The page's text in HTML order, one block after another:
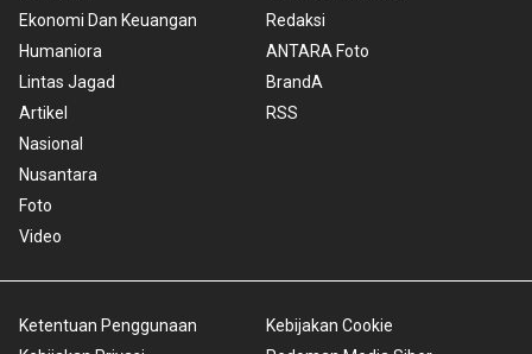
Ekonomi Dan Keuangan
Humaniora
Lintas Jagad
Artikel
Nasional
Nusantara
Foto
Video
Redaksi
ANTARA Foto
BrandA
RSS
Ketentuan Penggunaan
Kebijakan Cookie